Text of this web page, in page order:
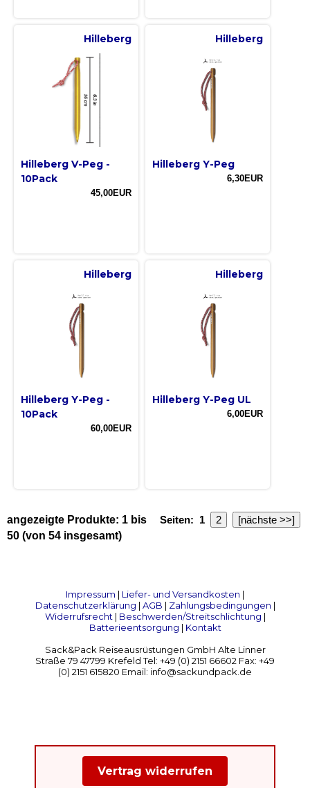
Hilleberg
Hilleberg V-Peg -
10Pack
45,00EUR
Hilleberg
Hilleberg Y-Peg
6,30EUR
Hilleberg
Hilleberg Y-Peg -
10Pack
60,00EUR
Hilleberg
Hilleberg Y-Peg UL
6,00EUR
Seiten: 1 2 [nächste >>]
angezeigte Produkte: 1 bis
50 (von 54 insgesamt)
Impressum | Liefer- und Versandkosten |
Datenschutzerklärung | AGB | Zahlungsbedingungen |
Widerrufsrecht | Beschwerden/Streitschlichtung |
Batterieentsorgung | Kontakt
Sack&Pack Reiseausrüstungen GmbH Alte Linner
Straße 79 47799 Krefeld Tel: +49 (0) 2151 66602 Fax: +49
(0) 2151 615820 Email: info@sackundpack.de
Vertrag widerrufen